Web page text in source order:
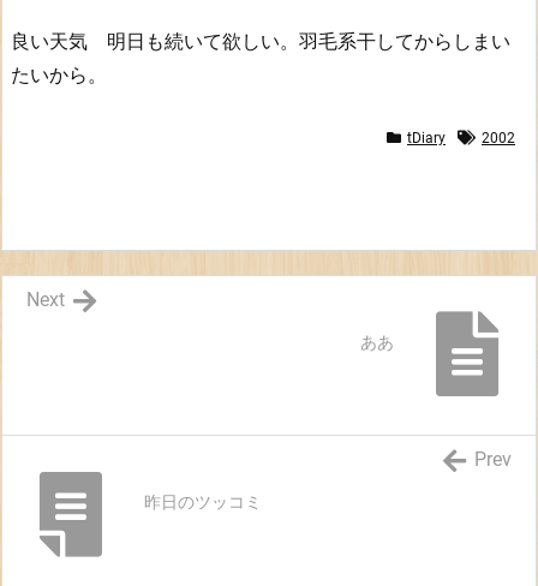
良い天気 明日も続いて欲しい。羽毛系干してからしまい
たいから。
tDiary 2002
ああ
Next
昨日のツッコミ
Prev